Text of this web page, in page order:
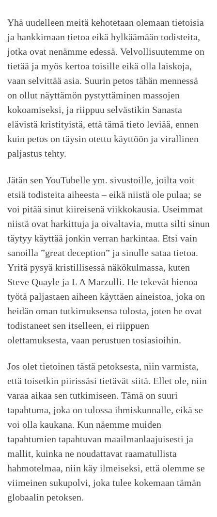
Yhä uudelleen meitä kehotetaan olemaan tietoisia
ja hankkimaan tietoa eikä hylkäämään todisteita,
jotka ovat nenämme edessä. Velvollisuutemme on
tietää ja myös kertoa toisille eikä olla laiskoja,
vaan selvittää asia. Suurin petos tähän mennessä
on ollut näyttämön pystyttäminen massojen
kokoamiseksi, ja riippuu selvästikin Sanasta
elävistä kristityistä, että tämä tieto leviää, ennen
kuin petos on täysin otettu käyttöön ja virallinen
paljastus tehty.
Jätän sen YouTubelle ym. sivustoille, joilta voit
etsiä todisteita aiheesta – eikä niistä ole pulaa; se
voi pitää sinut kiireisenä viikkokausia. Useimmat
niistä ovat harkittuja ja oivaltavia, mutta silti sinun
täytyy käyttää jonkin verran harkintaa. Etsi vain
sanoilla ”great deception” ja sinulle sataa tietoa.
Yritä pysyä kristillisessä näkökulmassa, kuten
Steve Quayle ja L A Marzulli. He tekevät hienoa
työtä paljastaen aiheen käyttäen aineistoa, joka on
heidän oman tutkimuksensa tulosta, joten he ovat
todistaneet sen itselleen, ei riippuen
olettamuksesta, vaan perustuen tosiasioihin.
Jos olet tietoinen tästä petoksesta, niin varmista,
että toisetkin piirissäsi tietävät siitä. Ellet ole, niin
varaa aikaa sen tutkimiseen. Tämä on suuri
tapahtuma, joka on tulossa ihmiskunnalle, eikä se
voi olla kaukana. Kun näemme muiden
tapahtumien tapahtuvan maailmanlaajuisesti ja
mallit, kuinka ne noudattavat raamatullista
hahmotelmaa, niin käy ilmeiseksi, että olemme se
viimeinen sukupolvi, joka tulee kokemaan tämän
globaalin petoksen.